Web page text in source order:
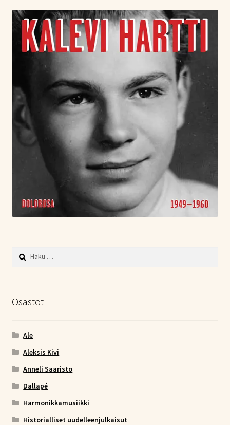
Haku:
Osastot
Ale
Aleksis Kivi
Anneli Saaristo
Dallapé
Harmonikkamusiikki
Historialliset uudelleenjulkaisut